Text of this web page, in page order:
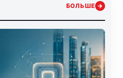
БОЛЬШЕ →